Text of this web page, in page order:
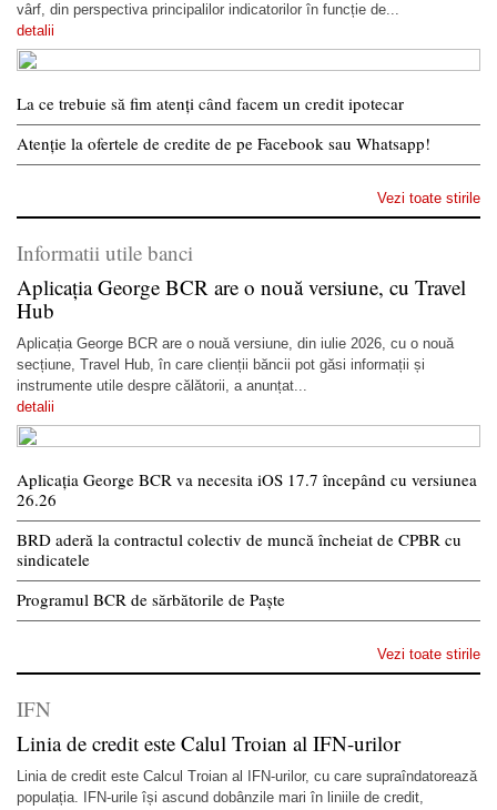
vârf, din perspectiva principalilor indicatorilor în funcție de...
detalii
La ce trebuie să fim atenți când facem un credit ipotecar
Atenție la ofertele de credite de pe Facebook sau Whatsapp!
Vezi toate stirile
Informatii utile banci
Aplicația George BCR are o nouă versiune, cu Travel
Hub
Aplicația George BCR are o nouă versiune, din iulie 2026, cu o nouă
secțiune, Travel Hub, în care clienții băncii pot găsi informații și
instrumente utile despre călătorii, a anunțat...
detalii
Aplicația George BCR va necesita iOS 17.7 începând cu versiunea
26.26
BRD aderă la contractul colectiv de muncă încheiat de CPBR cu
sindicatele
Programul BCR de sărbătorile de Paște
Vezi toate stirile
IFN
Linia de credit este Calul Troian al IFN-urilor
Linia de credit este Calcul Troian al IFN-urilor, cu care supraîndatorează
populația. IFN-urile își ascund dobânzile mari în liniile de credit,